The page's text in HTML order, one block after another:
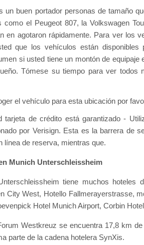
un buen portador personas de tamaño
como el Peugeot 807, la Volkswagen
en agotaron rápidamente. Para ver los
que los vehículos están disponibles
si usted tiene un montón de
Tómese su tiempo para ver
el vehículo para esta ubicación por
tarjeta de crédito está garantizado -
por Verisign. Esta es la barrera de
línea de reserva, mientras que.
Munich Unterschleissheim
tiene muchos hoteles
City West, Hotello Fallmerayerstrasse,
Hotel Munich Airport, Corbin
Westkreuz se encuentra 17,8 km
parte de la cadena hotelera SynXis.